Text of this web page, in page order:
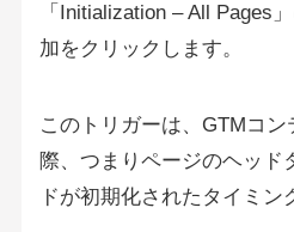
「Initialization – All Pages
加をクリックします。
このトリガーは、GTMコ
際、つまりページのヘッド
ドが初期化されたタイミン